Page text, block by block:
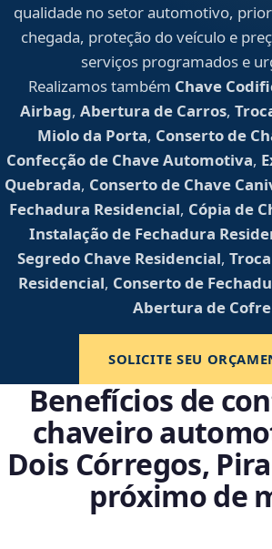
qualidade no setor automotivo,
chegada, proteção do veículo e
serviços programados e
Realizamos também Chave
Airbag, Abertura de Carros,
Miolo da Porta, Conserto de
Confecção de Chave Automotiva,
Quebrada, Conserto de Chave
Fechadura Residencial, Cópia de
Instalação de Fechadura
Segredo Chave Residencial,
Residencial, Conserto de
Abertura de Cofre
SOLICITE SEU
Benefícios de
chaveiro
Dois Córregos,
próximo de